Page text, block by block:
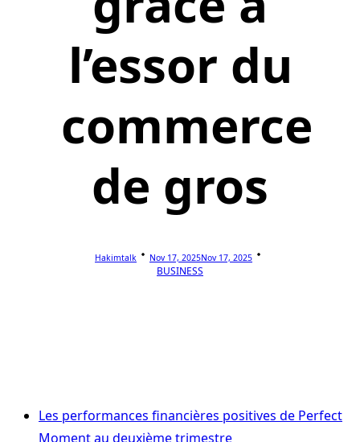
l’essor du
commerce
de gros
Hakimtalk Nov 17, 2025Nov 17, 2025
BUSINESS
Les performances financières positives de Perfect
Moment au deuxième trimestre